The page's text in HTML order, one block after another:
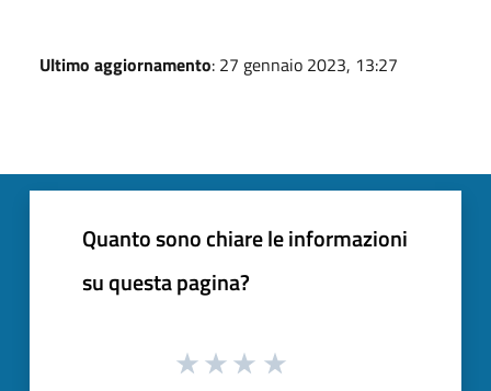
Ultimo aggiornamento: 27 gennaio 2023, 13:27
Quanto sono chiare le informazioni
su questa pagina?